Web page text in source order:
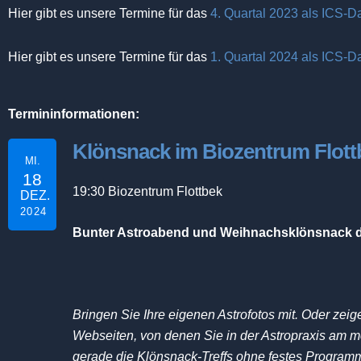
Hier gibt es unsere Termine für das 4. Quartal 2023 als ICS-
Hier gibt es unsere Termine für das 1. Quartal 2024 als ICS-
Termininformationen:
MI.
18
DEZ.
2024
Klönsnack im Biozentrum
19:30 Biozentrum Flottbek
Bunter Astroabend und Weihnachsklönsnack
Bringen Sie Ihre eigenen Astrofotos mit. Oder
Webseiten, von denen Sie in der Astropraxis am
gerade die Klönsnack-Treffs ohne festes